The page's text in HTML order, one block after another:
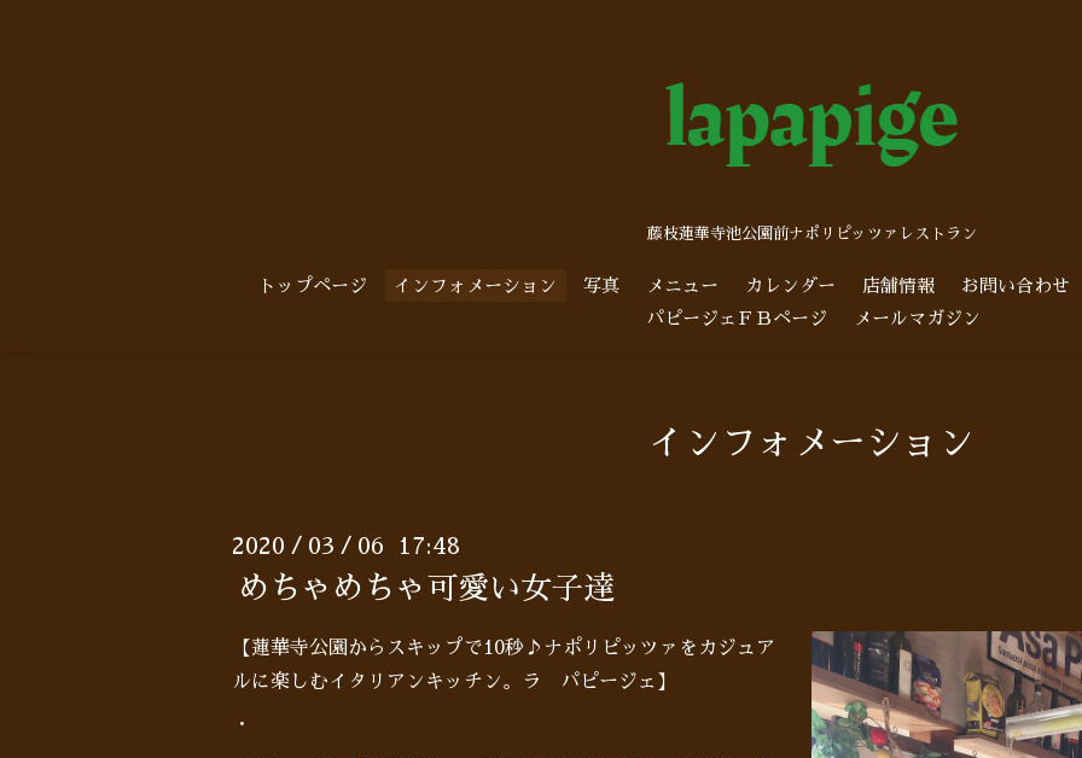
藤枝蓮華寺池公園前ナポリピッツァレストラン
トップページ インフォメーション 写真 メニュー カレンダー 店舗情報 お問い合わせ
パピージェＦＢページ
メールマガジン
インフォメーション
2020 / 03 / 06 17:48
めちゃめちゃ可愛い女子達
【蓮華寺公園からスキップで10秒♪ナポリピッツァをカジュア
ルに楽しむイタリアンキッチン。ラ パピージェ】
・